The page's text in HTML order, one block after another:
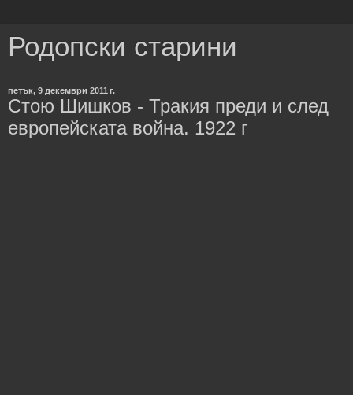
Родопски старини
петък, 9 декември 2011 г.
Стою Шишков - Тракия преди и след
европейската война. 1922 г